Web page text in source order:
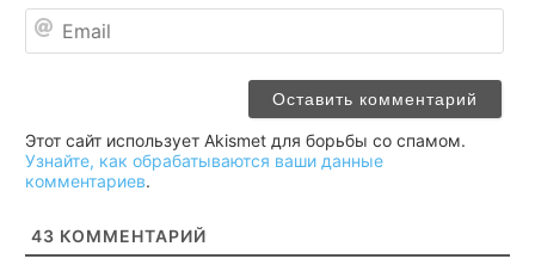
Этот сайт использует Akismet для борьбы со спамом.
Узнайте, как обрабатываются ваши данные
комментариев.
43 КОММЕНТАРИЙ